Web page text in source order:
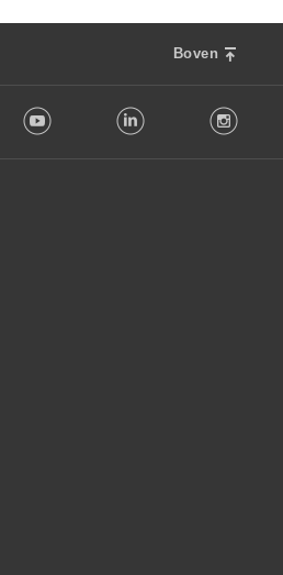
Boven
Youtube LinkedIn